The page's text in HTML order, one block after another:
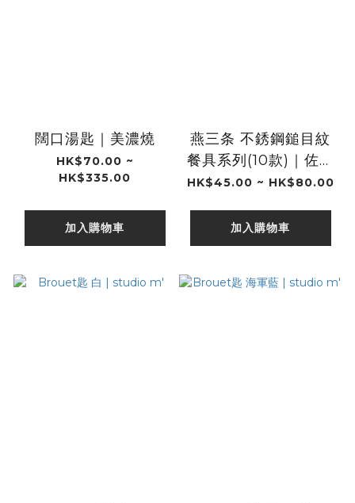
闊口湯匙｜美濃燒
HK$70.00 ~
HK$335.00
加入購物車
燕三条 不銹鋼鎚目紋
餐具系列(10款)｜佐藤
金属興業
HK$45.00 ~ HK$80.00
加入購物車